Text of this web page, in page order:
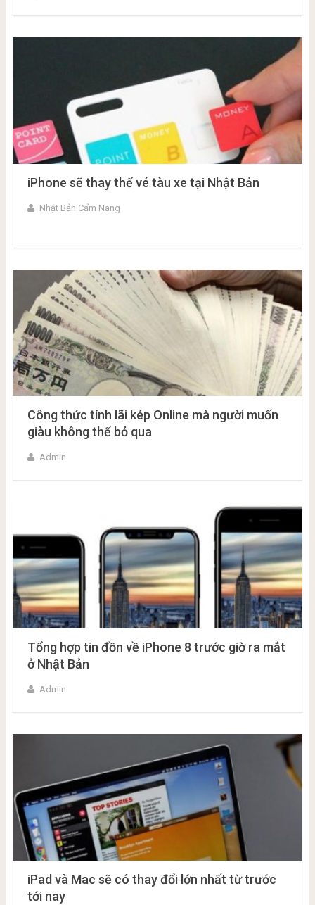
iPhone sẽ thay thế vé tàu xe tại Nhật Bản
Nhật Bản Cẩm Nang
Công thức tính lãi kép Online mà người muốn
giàu không thể bỏ qua
Admin
Tổng hợp tin đồn về iPhone 8 trước giờ ra mắt
ở Nhật Bản
Admin
iPad và Mac sẽ có thay đổi lớn nhất từ trước
tới nay